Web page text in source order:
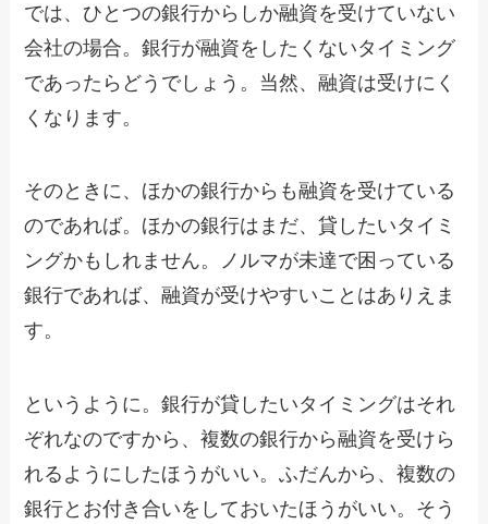
では、ひとつの銀行からしか融資を受けていない
会社の場合。銀行が融資をしたくないタイミング
であったらどうでしょう。当然、融資は受けにく
くなります。
そのときに、ほかの銀行からも融資を受けている
のであれば。ほかの銀行はまだ、貸したいタイミ
ングかもしれません。ノルマが未達で困っている
銀行であれば、融資が受けやすいことはありえま
す。
というように。銀行が貸したいタイミングはそれ
ぞれなのですから、複数の銀行から融資を受けら
れるようにしたほうがいい。ふだんから、複数の
銀行とお付き合いをしておいたほうがいい。そう